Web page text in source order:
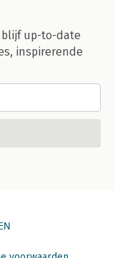
blijf up-to-date
inspirerende